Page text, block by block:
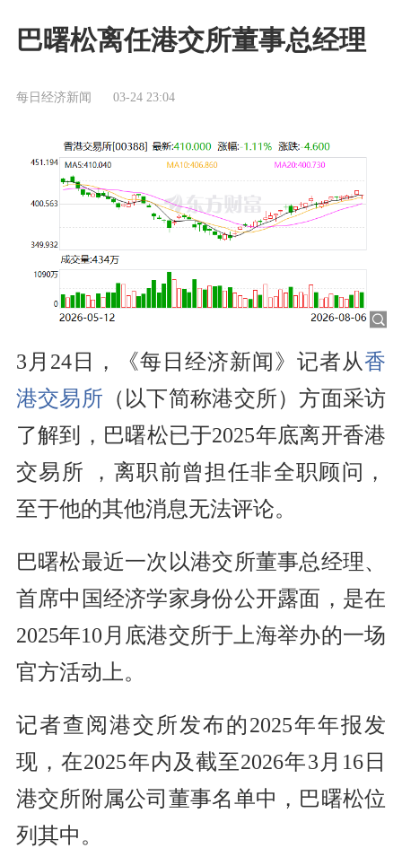
巴曙松离任港交所董事总经理
每日经济新闻 03-24 23:04
3月24日，《每日经济新闻》记者从香
港交易所 （以下简称港交所）方面采访
了解到，巴曙松已于2025年底离开香港
交易所 ，离职前曾担任非全职顾问，
至于他的其他消息无法评论。
巴曙松最近一次以港交所董事总经理、
首席中国经济学家身份公开露面，是在
2025年10月底港交所于上海举办的一场
官方活动上。
记者查阅港交所发布的2025年年报发
现，在2025年内及截至2026年3月16日
港交所附属公司董事名单中，巴曙松位
列其中。